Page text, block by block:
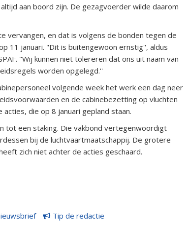
aan boord zijn. De gezagvoerder wilde daarom
vervangen, en dat is volgens de bonden tegen de
11 januari. "Dit is buitengewoon ernstig'', aldus
"Wij kunnen niet tolereren dat ons uit naam van
worden opgelegd.''
volgende week het werk een dag neer
en de cabinebezetting op vluchten
die op 8 januari gepland staan.
tot een staking. Die vakbond vertegenwoordigt
bij de luchtvaartmaatschappij. De grotere
zich niet achter de acties geschaard.
Tip de redactie